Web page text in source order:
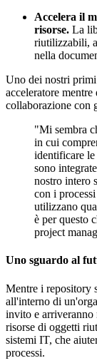
Accelera il
risorse. La
riutilizzabili,
nella
Uno dei nostri
acceleratore
collaborazione con
"Mi sembra
in cui
identificare le
sono
nostro intero
con i
utilizzano
è per questo
project
Uno sguardo al
Mentre i repository
all'interno di
invito e arriveranno
risorse di oggetti
sistemi IT, che
processi.